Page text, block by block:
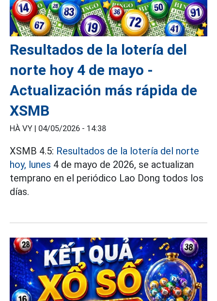
Resultados de la lotería del
norte hoy 4 de mayo -
Actualización más rápida de
XSMB
HÀ VY | 04/05/2026 - 14:38
XSMB 4.5: Resultados de la lotería del norte
hoy, lunes 4 de mayo de 2026, se actualizan
temprano en el periódico Lao Dong todos los
días.